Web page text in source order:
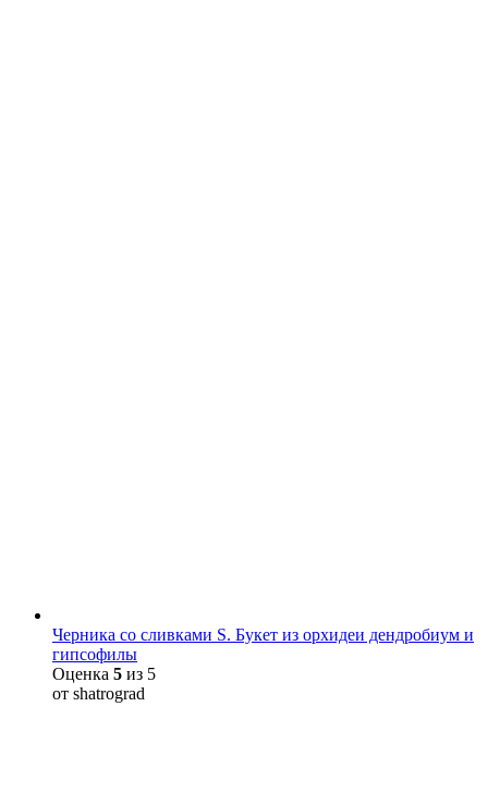
Черника со сливками S. Букет из орхидеи дендробиум и
гипсофилы
Оценка 5 из 5
от shatrograd